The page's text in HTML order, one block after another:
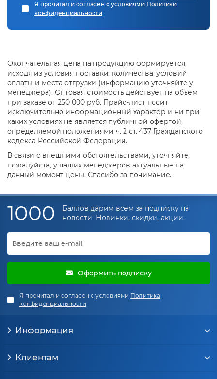
Я прочитал и согласен с условиями Политики
конфиденциальности
Окончательная цена на продукцию формируется,
исходя из условия поставки: количества, условий
оплаты и места отгрузки (информацию уточняйте у
менеджера). Оптовая стоимость действует на объём
при заказе от 250 000 руб. Прайс-лист носит
исключительно информационный характер и ни при
каких условиях не является публичной офертой,
определяемой положениями ч. 2 ст. 437 Гражданского
кодекса Российской Федерации.
В связи с внешними обстоятельствами, уточняйте,
пожалуйста, у наших менеджеров актуальные на
данный момент цены. Спасибо за понимание.
1000
Баллов дарим всем за подписку на
новости! Новинки, скидки, акции.
Оформить подписку
Я прочитал и согласен с условиями Политика
конфиденциальности
Информация
Клиентам